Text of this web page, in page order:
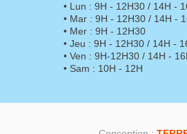
• Lun : 9H - 12H30 / 14H -
• Mar : 9H - 12H30 / 14H -
• Mer : 9H - 12H30
• Jeu : 9H - 12H30 / 14H -
• Ven : 9H-12H30 / 14H -
• Sam : 10H - 12H